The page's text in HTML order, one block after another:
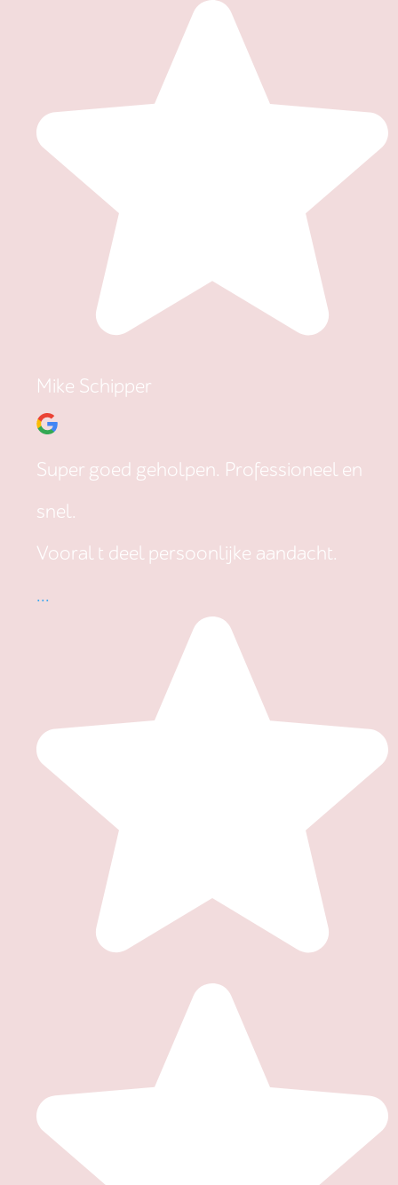
Mike Schipper
Super goed geholpen. Professioneel en
snel.
Vooral t deel persoonlijke aandacht.
...